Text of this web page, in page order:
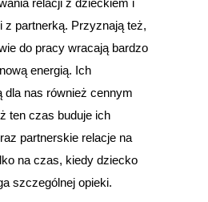
relacji z dzieckiem i
z partnerką. Przyznają też,
do pracy wracają bardzo
energią. Ich
dla nas również cennym
ten czas buduje ich
partnerskie relacje na
na czas, kiedy dziecko
szczególnej opieki.